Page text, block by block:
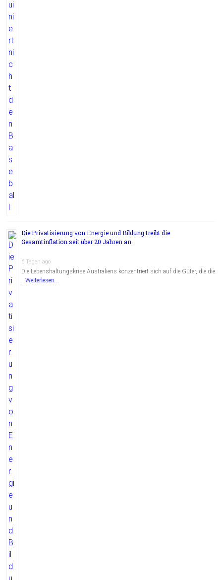
Die Privatisierung von Energie und Bildung treibt die
Gesamtinflation seit über 20 Jahren an
6 Tagen ago
Die Lebenshaltungskrise Australiens konzentriert sich auf die Güter, die die
…Weiterlesen...